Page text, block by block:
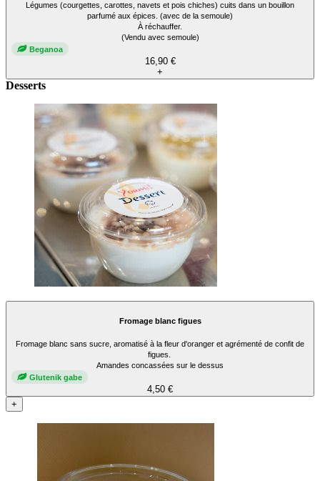
Légumes (courgettes, carottes, navets et pois chiches) cuits dans un bouillon
parfumé aux épices. (avec de la semoule)
À réchauffer.
(Vendu avec semoule)
Beganoa
16,90 €
+
Desserts
Fromage blanc figues
Fromage blanc sans sucre, aromatisé à la fleur d'oranger et agrémenté de confit de
figues.
Amandes concassées sur le dessus
Glutenik gabe
4,50 €
+